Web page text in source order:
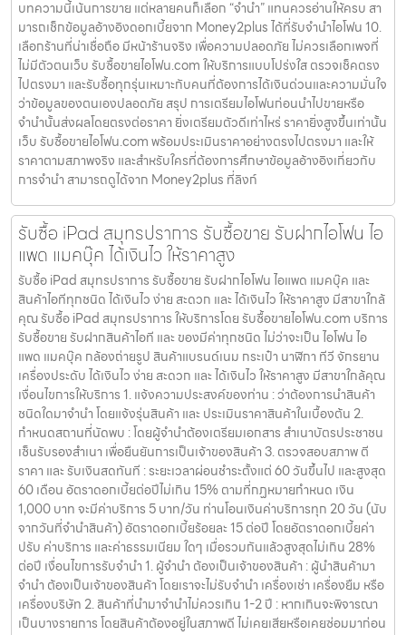
บทความนี้เน้นการขาย แต่หลายคนก็เลือก “จำนำ” แทนควรอ่านให้ครบ สา
มารถเช็กข้อมูลอ้างอิงดอกเบี้ยจาก Money2plus ได้ที่รับจำนำไอโฟน 10.
เลือกร้านที่น่าเชื่อถือ มีหน้าร้านจริง เพื่อความปลอดภัย ไม่ควรเลือกเพจที่
ไม่มีตัวตนเว็บ รับซื้อขายไอโฟน.com ให้บริการแบบโปร่งใส ตรวจเช็คตรง
ไปตรงมา และรับซื้อทุกรุ่นเหมาะกับคนที่ต้องการได้เงินด่วนและความมั่นใจ
ว่าข้อมูลของตนเองปลอดภัย สรุป การเตรียมไอโฟนก่อนนำไปขายหรือ
จำนำนั้นส่งผลโดยตรงต่อราคา ยิ่งเตรียมตัวดีเท่าไหร่ ราคายิ่งสูงขึ้นเท่านั้น
เว็บ รับซื้อขายไอโฟน.com พร้อมประเมินราคาอย่างตรงไปตรงมา และให้
ราคาตามสภาพจริง และสำหรับใครที่ต้องการศึกษาข้อมูลอ้างอิงเกี่ยวกับ
การจำนำ สามารถดูได้จาก Money2plus ที่ลิงก์
รับซื้อ iPad สมุทรปราการ รับซื้อขาย รับฝากไอโฟน ไอ
แพด แมคบุ๊ค ได้เงินไว ให้ราคาสูง
รับซื้อ iPad สมุทรปราการ รับซื้อขาย รับฝากไอโฟน ไอแพด แมคบุ๊ค และ
สินค้าไอทีทุกชนิด ได้เงินไว ง่าย สะดวก และ ได้เงินไว ให้ราคาสูง มีสาขาใกล้
คุณ รับซื้อ iPad สมุทรปราการ ให้บริการโดย รับซื้อขายไอโฟน.com บริการ
รับซื้อขาย รับฝากสินค้าไอที และ ของมีค่าทุกชนิด ไม่ว่าจะเป็น ไอโฟน ไอ
แพด แมคบุ๊ค กล้องถ่ายรูป สินค้าแบรนด์เนม กระเป๋า นาฬิกา ทีวี จักรยาน
เครื่องประดับ ได้เงินไว ง่าย สะดวก และ ได้เงินไว ให้ราคาสูง มีสาขาใกล้คุณ
เงื่อนไขการให้บริการ 1. แจ้งความประสงค์ของท่าน : ว่าต้องการนำสินค้า
ชนิดใดมาจำนำ โดยแจ้งรุ่นสินค้า และ ประเมินราคาสินค้าในเบื้องต้น 2.
กำหนดสถานที่นัดพบ : โดยผู้จำนำต้องเตรียมเอกสาร สำเนาบัตรประชาชน
เซ็นรับรองสำเนา เพื่อยืนยันการเป็นเจ้าของสินค้า 3. ตรวจสอบสภาพ ตี
ราคา และ รับเงินสดทันที : ระยะเวลาผ่อนชำระตั้งแต่ 60 วันขึ้นไป และสูงสุด
60 เดือน อัตราดอกเบี้ยต่อปีไม่เกิน 15% ตามที่กฏหมายกำหนด เงิน
1,000 บาท จะมีค่าบริการ 5 บาท/วัน ท่านโอนเงินค่าบริการทุก 20 วัน (นับ
จากวันที่จำนำสินค้า) อัตราดอกเบี้ยร้อยละ 15 ต่อปี โดยอัตราดอกเบี้ยค่า
ปรับ ค่าบริการ และค่าธรรมเนียม ใดๆ เมื่อรวมกันแล้วสูงสุดไม่เกิน 28%
ต่อปี เงื่อนไขการรับจำนำ 1. ผู้จำนำ ต้องเป็นเจ้าของสินค้า : ผู้นำสินค้ามา
จำนำ ต้องเป็นเจ้าของสินค้า โดยเราจะไม่รับจำนำ เครื่องเช่า เครื่องยืม หรือ
เครื่องบริษัท 2. สินค้าที่นำมาจำนำไม่ควรเกิน 1-2 ปี : หากเกินจะพิจารณา
เป็นบางรายการ โดยสินค้าต้องอยู่ในสภาพดี ไม่เคยเสียหรือเคยซ่อมมาก่อน